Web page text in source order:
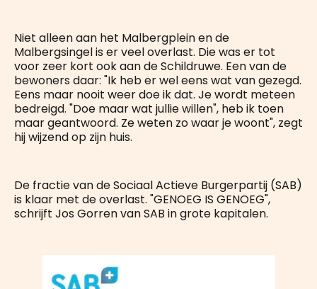
Niet alleen aan het Malbergplein en de
Malbergsingel is er veel overlast. Die was er tot
voor zeer kort ook aan de Schildruwe. Een van de
bewoners daar: "Ik heb er wel eens wat van gezegd.
Eens maar nooit weer doe ik dat. Je wordt meteen
bedreigd. "Doe maar wat jullie willen", heb ik toen
maar geantwoord. Ze weten zo waar je woont", zegt
hij wijzend op zijn huis.
De fractie van de Sociaal Actieve Burgerpartij (SAB)
is klaar met de overlast. "GENOEG IS GENOEG",
schrijft Jos Gorren van SAB in grote kapitalen.